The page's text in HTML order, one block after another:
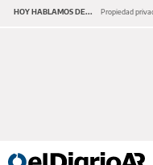
HOY HABLAMOS DE... Propiedad